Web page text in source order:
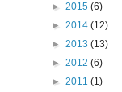
► 2015 (6)
► 2014 (12)
► 2013 (13)
► 2012 (6)
► 2011 (1)